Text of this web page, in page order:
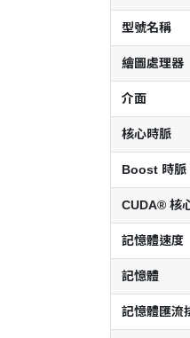
型號名稱
繪圖處理器
介面
核心時脈
Boost 時脈
CUDA® 核
記憶體速度
記憶體
記憶體匯流